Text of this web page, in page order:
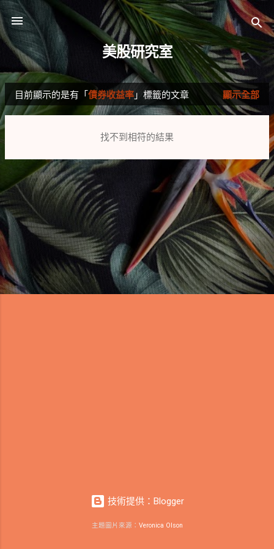
跳到主要內容
美股研究室
發
章
目前顯示的是有「 債券收益率 」標籤的文章 顯示全部
找不到相符的結果
技術提供：Blogger
主題圖片來源： Veronica Olson